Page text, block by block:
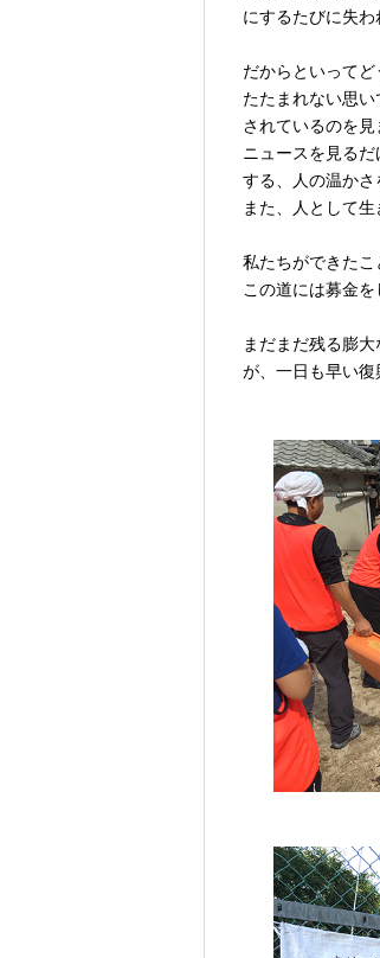
にするたびに失
だからといって
たたまれない思
されているのを見
ニュースを見る
する、人の温かさ
また、人として
私たちができたこ
この道には募金
まだまだ残る膨
が、一日も早い復